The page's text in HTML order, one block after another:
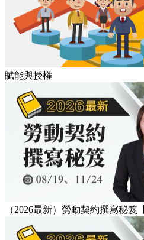
賦能與授權
（2026最新）勞動契約撰寫秘笈